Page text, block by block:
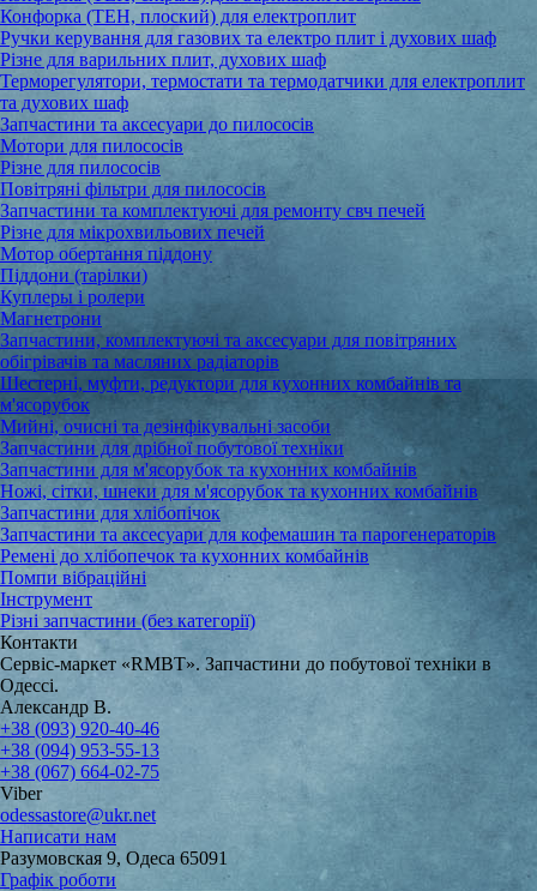
Конфорка (ТЕН, плоский) для електроплит
Ручки керування для газових та електро плит і духових шаф
Різне для варильних плит, духових шаф
Терморегулятори, термостати та термодатчики для електроплит
та духових шаф
Запчастини та аксесуари до пилососів
Мотори для пилососів
Різне для пилососів
Повітряні фільтри для пилососів
Запчастини та комплектуючі для ремонту свч печей
Різне для мікрохвильових печей
Мотор обертання піддону
Піддони (тарілки)
Куплеры і ролери
Магнетрони
Запчастини, комплектуючі та аксесуари для повітряних
обігрівачів та масляних радіаторів
Шестерні, муфти, редуктори для кухонних комбайнів та
м'ясорубок
Мийні, очисні та дезінфікувальні засоби
Запчастини для дрібної побутової техніки
Запчастини для м'ясорубок та кухонних комбайнів
Ножі, сітки, шнеки для м'ясорубок та кухонних комбайнів
Запчастини для хлібопічок
Запчастини та аксесуари для кофемашин та парогенераторів
Ремені до хлібопечок та кухонних комбайнів
Помпи вібраційні
Інструмент
Різні запчастини (без категорії)
Контакти
Сервіс-маркет «RMBT». Запчастини до побутової техніки в
Одессі.
Александр В.
+38 (093) 920-40-46
+38 (094) 953-55-13
+38 (067) 664-02-75
Viber
odessastore@ukr.net
Написати нам
Разумовская 9, Одеса 65091
Графік роботи